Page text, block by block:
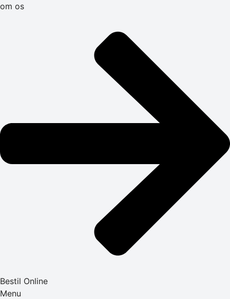
om os
Bestil Online
Menu